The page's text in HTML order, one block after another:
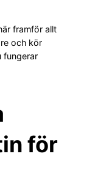
framför allt
och kör
fungerar
för